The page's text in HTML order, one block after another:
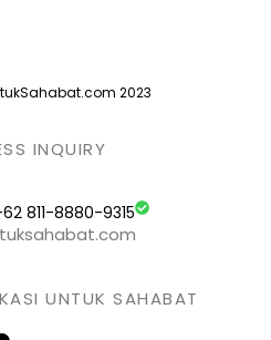
2023
INQUIRY
811-8880-9315
UNTUK SAHABAT